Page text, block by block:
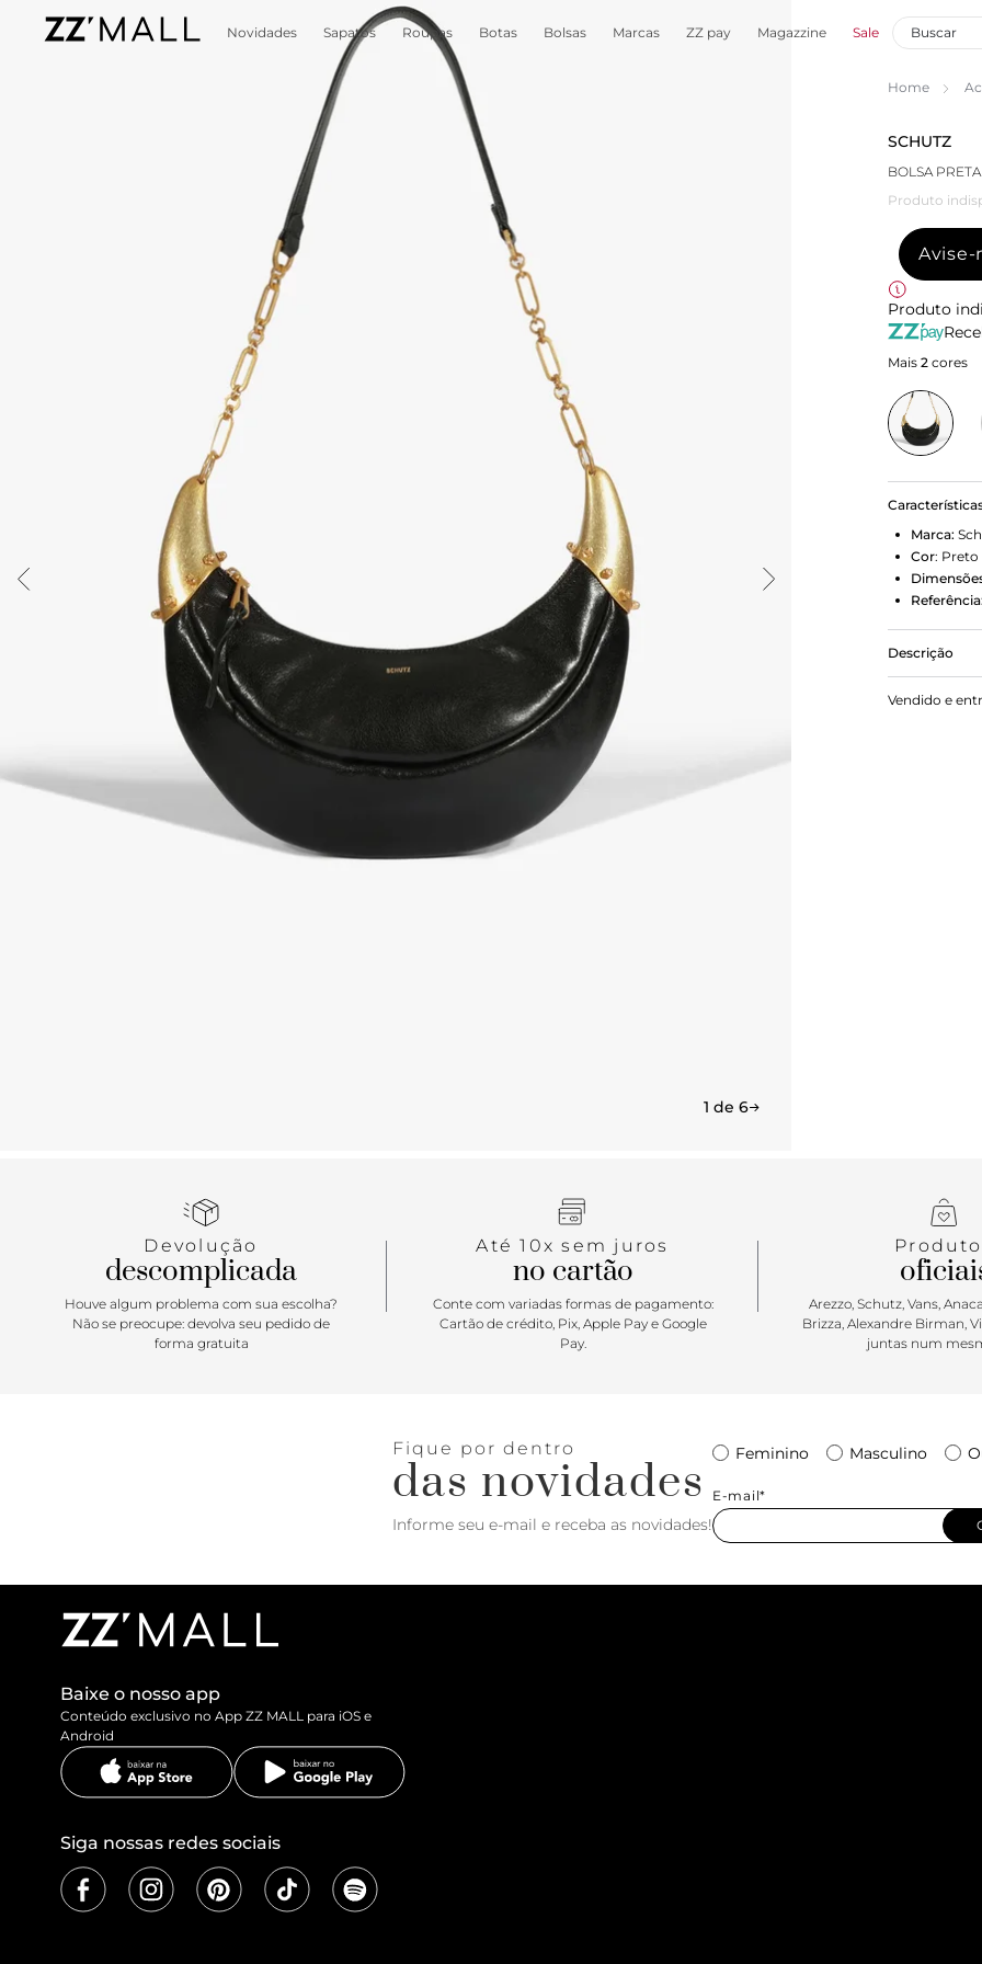
Novidades Sapatos Roupas Botas Bolsas Marcas ZZ pay Magazzine Sale
1 de 6
Home
SCHUTZ
BOLSA
Produto
Avise-
Produto
Mais 2 cores
Marca:
Cor: Preto
Referência:
Descrição
Arrase com
um toque
Vendido e
Devolução
descomplicada
Houve algum problema com sua escolha?
Não se preocupe: devolva seu pedido de
forma gratuita
Até 10x sem juros
no cartão
Conte com variadas formas de pagamento:
Cartão de crédito, Pix, Apple Pay e Google
Pay.
Arezzo, Schutz, Vans,
Brizza, Alexandre Birman,
juntas num
Fique por dentro
das novidades
Informe seu e-mail e receba as novidades!
Feminino Masculino
E-mail*
Baixe o nosso app
Conteúdo exclusivo no App ZZ MALL para iOS e
Android
Siga nossas redes sociais